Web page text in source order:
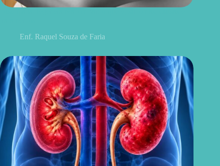
Enf. Raquel Souza de Faria